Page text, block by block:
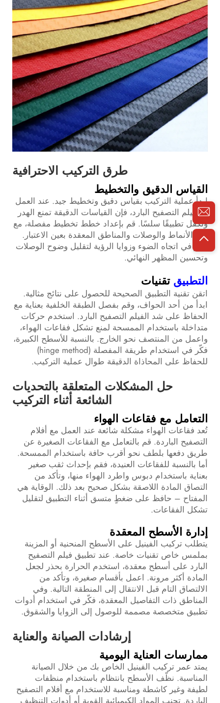
طرق التركيب الاحترافية
القياس الدقيق والتخطيط
ابدأ عملية التركيب بقياس دقيق وتخطيط جيد. عند العمل
مع فيلم التصفيح البارد، فإن القياسات الدقيقة تمنع الهدر
وتكفل تطبيقًا سلسًا. قم بإعداد خطط تخطيط مفصلة، مع
أخذ الأنماط والوصلات والمناطق المعقدة بعين الاعتبار.
نظر في اتجاه الضوء وزوايا الرؤية لتقليل وضوح الوصلات
وتحسين المظهر النهائي.
التطبيقتقنيات
اتقن تقنية التطبيق الصحيحة للحصول على نتائج مثالية.
ابدأ من أحد الحواف، وقم بفصل الطبقة الخلفية بعناية مع
الحفاظ على شد الفيلم التصفيح البارد. استخدم حركات
متداخلة باستخدام الممسحة لمنع تشكل فقاعات الهواء،
واعمل من المنتصف نحو الخارج. بالنسبة للأسطح الكبيرة،
فكّر في استخدام طريقة المفصلة (hinge method)
للحفاظ على المحاذاة الدقيقة طوال عملية التركيب.
حل المشكلات المتعلقة بالتحديات
الشائعة أثناء التركيب
التعامل مع فقاعات الهواء
تُعد فقاعات الهواء مشكلة شائعة عند العمل مع أفلام
التصفيح الباردة. قم بالتعامل مع الفقاعات الصغيرة عن
طريق دفعها بلطف نحو أقرب حافة باستخدام الممسحة.
أما بالنسبة للفقاعات العنيدة، فقم بإحداث ثقب صغير
بعناية باستخدام دبوس واطرد الهواء منها، وتأكد من
التصاق المادة اللاصقة بشكل صحيح بعد ذلك. الوقاية هي
المفتاح – حافظ على ضغطٍ متسق أثناء التطبيق لتقليل
تشكل الفقاعات.
إدارة الأسطح المعقدة
يتطلب تركيب الفينيل على الأسطح المنحنية أو المزينة
بملمس خاص تقنيات خاصة. عند تطبيق فيلم التصفيح
البارد على أسطح معقدة، استخدم الحرارة بحذر لجعل
المادة أكثر مرونة. اعمل بأقسام صغيرة، وتأكد من
الالتصاق التام قبل الانتقال إلى المنطقة التالية. وفي
المناطق ذات التفاصيل المعقدة، فكّر في استخدام أدوات
تطبيق متخصصة مصممة للوصول إلى الزوايا والشقوق.
إرشادات الصيانة والعناية
ممارسات العناية اليومية
يمتد عمر تركيب الفينيل الخاص بك من خلال الصيانة
المناسبة. نظّف الأسطح بانتظام باستخدام منظفات
لطيفة وغير كاشطة ومناسبة للاستخدام مع أفلام التصفيح
الباردة. تجنب المواد الكيميائية القوية أو أدوات التنظيف